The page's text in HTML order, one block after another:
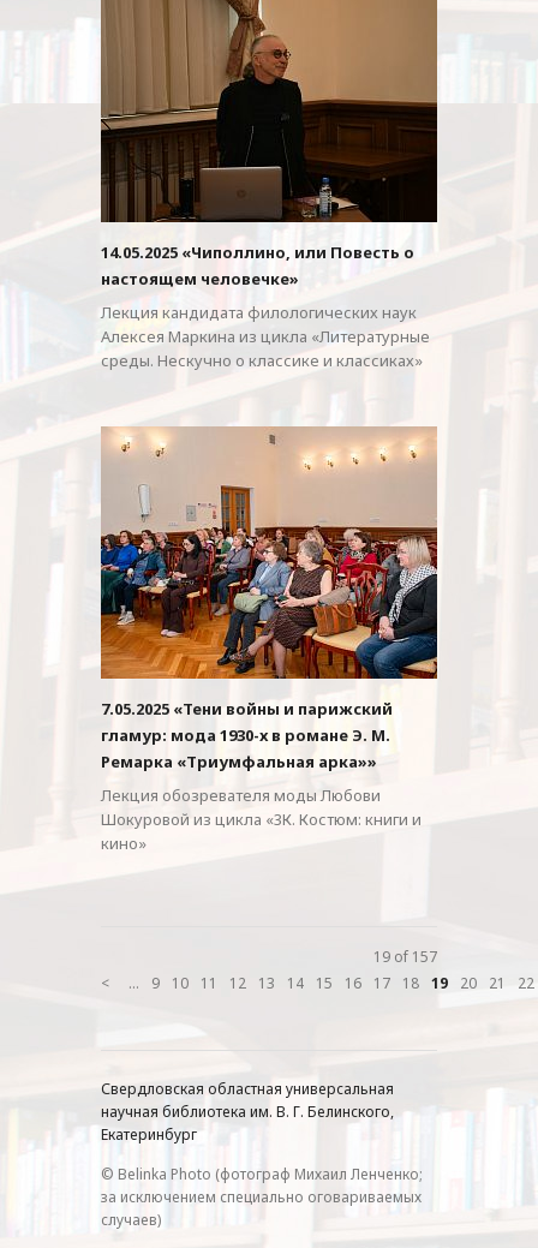
14.05.2025 «Чиполлино, или Повесть о
настоящем человечке»
Лекция кандидата филологических наук
Алексея Маркина из цикла «Литературные
среды. Нескучно о классике и классиках»
7.05.2025 «Тени войны и парижский
гламур: мода 1930-х в романе Э. М.
Ремарка «Триумфальная арка»»
Лекция обозревателя моды Любови
Шокуровой из цикла «3К. Костюм: книги и
кино»
19 of 157
<
... 9 10 11 12 13 14 15 16 17 18 19 20 21 22
Свердловская областная универсальная
научная библиотека им. В. Г. Белинского,
Екатеринбург
© Belinka Photo (фотограф Михаил Ленченко;
за исключением специально оговариваемых
случаев)